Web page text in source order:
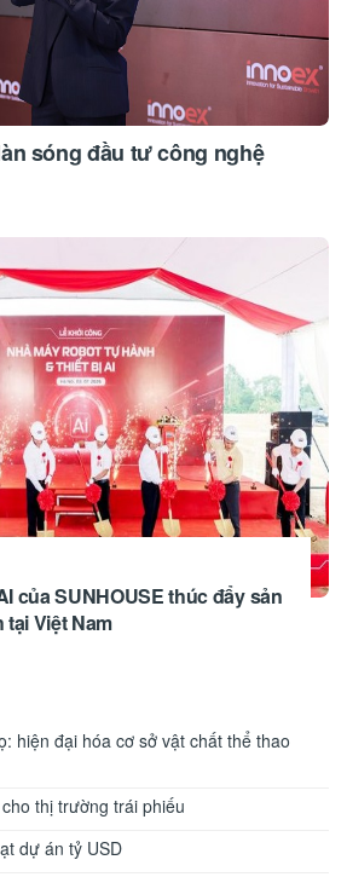
sóng đầu tư công nghệ
của SUNHOUSE thúc đẩy sản
Việt Nam
hiện đại hóa cơ sở vật chất thể thao
thị trường trái phiếu
dự án tỷ USD